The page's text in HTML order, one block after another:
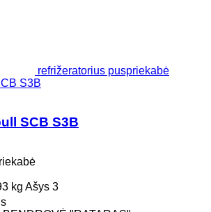
refrižeratorius puspriekabė
S3B
SCB S3B
kg Ašys 3